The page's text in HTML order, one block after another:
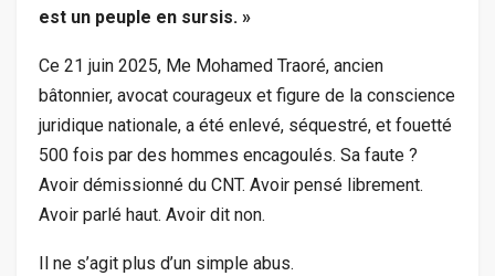
est un peuple en sursis. »
Ce 21 juin 2025, Me Mohamed Traoré, ancien
bâtonnier, avocat courageux et figure de la conscience
juridique nationale, a été enlevé, séquestré, et fouetté
500 fois par des hommes encagoulés. Sa faute ?
Avoir démissionné du CNT. Avoir pensé librement.
Avoir parlé haut. Avoir dit non.
Il ne s’agit plus d’un simple abus.